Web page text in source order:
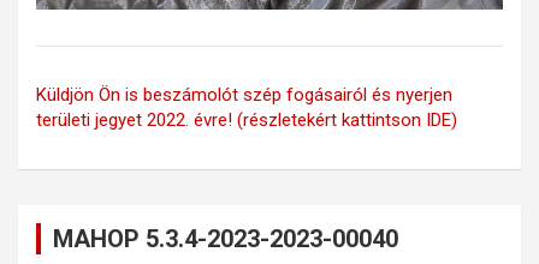
Küldjön Ön is beszámolót szép fogásairól és nyerjen
területi jegyet 2022. évre! (részletekért kattintson IDE)
MAHOP 5.3.4-2023-2023-00040